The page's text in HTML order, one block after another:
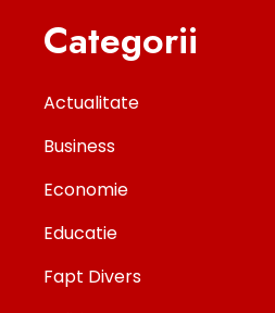
Categorii
Actualitate
Business
Economie
Educatie
Fapt Divers